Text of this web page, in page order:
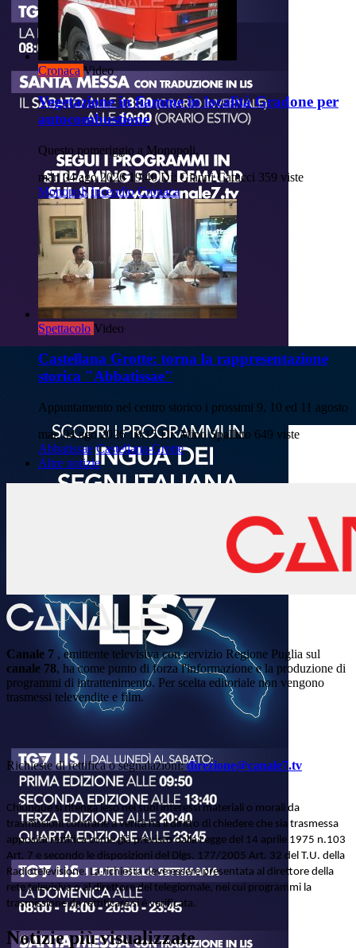
Cronaca Video
Vegetazione in fiamme in località Gradone per
autocombustione
Questo pomeriggio a Monopoli.
mar, 04 ago 2026 19:40 Di: Gianni Catucci 359 viste
Monopoli Incendio Cronaca
Spettacolo Video
Castellana Grotte: torna la rappresentazione
storica "Abbatissae"
Appuntamento nel centro storico i prossimi 9, 10 ed 11 agosto
mar, 04 ago 2026 18:15 Di: Mino Spalluto 649 viste
Abbatissae Castellana-Grotte
Altre notizie
Canale 7 , emittente televisiva con servizio Regione Puglia sul
canale 78, ha come punto di forza l'informazione e la produzione di
programmi di intrattenimento. Per scelta editoriale non vengono
trasmessi televendite e film.
Richieste di rettifica o segnalazioni:direzione@canale7.tv
Chiunque si ritenga leso nei suoi interessi materiali o morali da
trasmissioni contrarie a verità ha il diritto di chiedere che sia trasmessa
apposita rettifica come già previsto dalla Legge del 14 aprile 1975 n.103
Art. 7 e secondo le disposizioni del Dlgs. 177/2005 Art. 32 del T.U. della
Radiotelevisione. La richiesta deve essere presentata al direttore della
rete televisiva o al direttore del telegiornale, nei cui programmi la
trasmissione da rettificare si è verificata.
Notizie più visualizzate